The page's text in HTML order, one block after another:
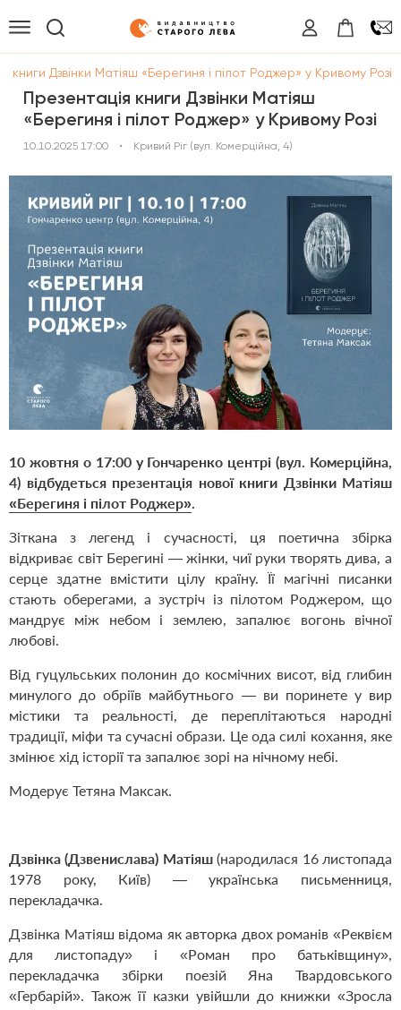
книги Дзвінки Матіяш «Берегиня і пілот Роджер» у Кривому Розі
Презентація книги Дзвінки Матіяш
«Берегиня і пілот Роджер» у Кривому Розі
10.10.2025 17:00 • Кривий Ріг (вул. Комерційна, 4)
10 жовтня о 17:00 у Гончаренко центрі (вул. Комерційна,
4) відбудеться презентація нової книги Дзвінки Матіяш
«Берегиня і пілот Роджер».
Зіткана з легенд і сучасності, ця поетична збірка
відкриває світ Берегині — жінки, чиї руки творять дива, а
серце здатне вмістити цілу країну. Її магічні писанки
стають оберегами, а зустріч із пілотом Роджером, що
мандрує між небом і землею, запалює вогонь вічної
любові.
Від гуцульських полонин до космічних висот, від глибин
минулого до обріїв майбутнього — ви поринете у вир
містики та реальності, де переплітаються народні
традиції, міфи та сучасні образи. Це ода силі кохання, яке
змінює хід історії та запалює зорі на нічному небі.
Модерує Тетяна Максак.
Дзвінка (Дзвенислава) Матіяш(народилася 16 листопада
1978 року, Київ) — українська письменниця,
перекладачка.
Дзвінка Матіяш відома як авторка двох романів «Реквієм
для листопаду» і «Роман про батьківщину»,
перекладачка збірки поезій Яна Твардовського
«Гербарій». Також її казки увійшли до книжки «Зросла